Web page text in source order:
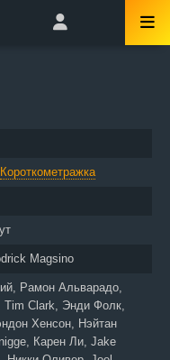
Короткометражка
Magsino
Рамон Альварадо,
Tim Clark, Энди Фолк,
Хенсон, Нэйтан
Карен Ли, Jake